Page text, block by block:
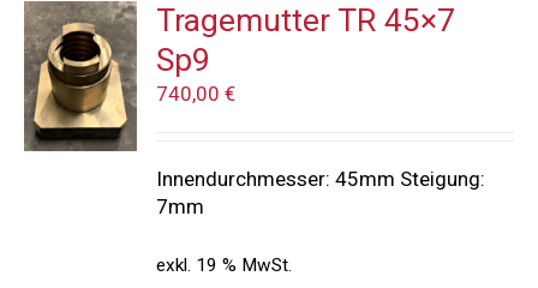
Tragemutter TR 45×7
Sp9
740,00€
Innendurchmesser: 45mm Steigung:
7mm
exkl. 19 % MwSt.